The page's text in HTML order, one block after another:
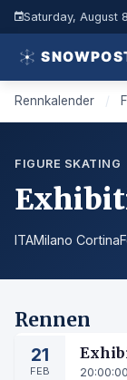
Saturday, August
Rennkalender /
FIGURE SKATING
ITAMilano Cortina
Rennen
21
FEB 20:00:00